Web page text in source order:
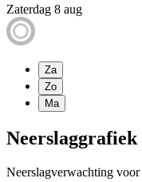
Zaterdag 8 aug
Za
Zo
Ma
Neerslaggrafiek
Neerslagverwachting